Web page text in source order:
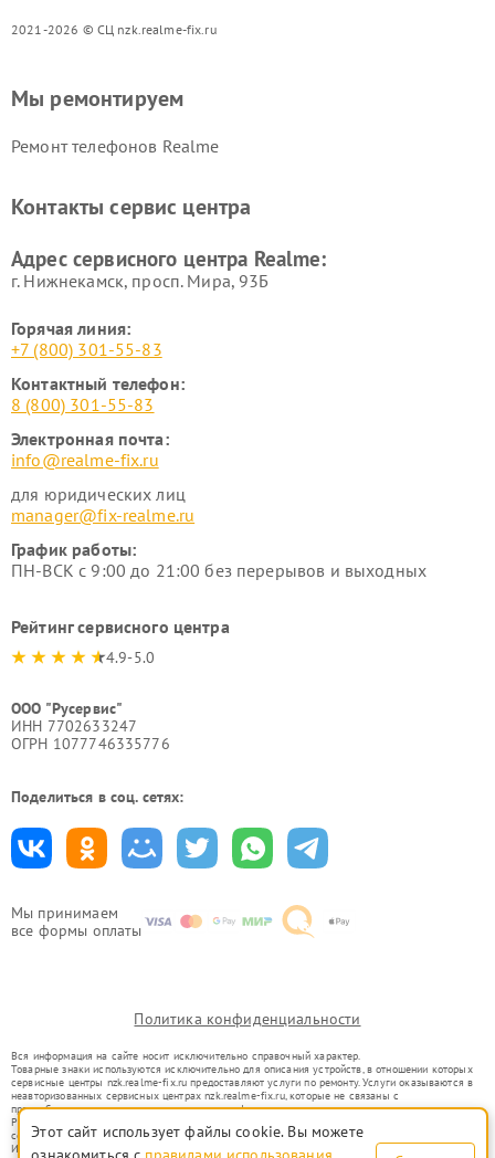
2021-2026 © СЦ nzk.realme-fix.ru
Мы принимаем
все формы оплаты
Мы ремонтируем
Ремонт телефонов Realme
Контакты сервис центра
Адрес сервисного центра Realme:
г. Нижнекамск, просп. Мира, 93Б
Горячая линия:
+7 (800) 301-55-83
Контактный телефон:
8 (800) 301-55-83
Электронная почта:
info@realme-fix.ru
для юридических лиц
manager@fix-realme.ru
График работы:
ПН-ВСК с 9:00 до 21:00 без перерывов и выходных
Рейтинг сервисного центра
4.9-5.0
ООО "Русервис"
ИНН 7702633247
ОГРН 1077746335776
Поделиться в соц. сетях:
Политика конфиденциальности
Вся информация на сайте носит исключительно справочный характер.
Товарные знаки используются исключительно для описания устройств, в отношении которых
сервисные центры nzk.realme-fix.ru предоставляют услуги по ремонту. Услуги оказываются в
неавторизованных сервисных центрах nzk.realme-fix.ru, которые не связаны с
правообладателями товарных знаков или их официальными представителями.
Ремонт осуществляется для устройств, уже введенных в гражданский оборот в соответствии
со статьей 1487 ГК РФ.
Использование товарных знаков не преследует цели индивидуализации услуг или введения
Этот сайт использует файлы cookie. Вы можете